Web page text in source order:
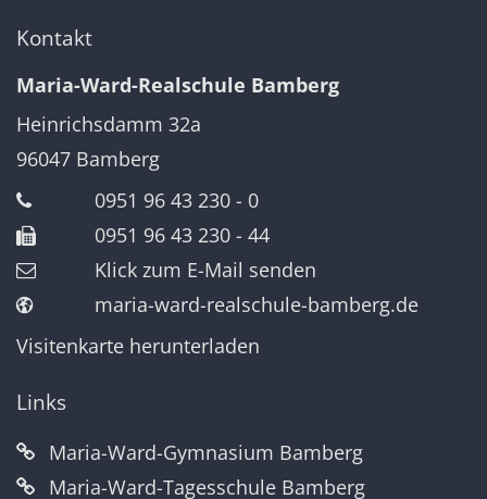
Kontakt
Maria-Ward-Realschule Bamberg
Heinrichsdamm 32a
96047 Bamberg
0951 96 43 230 - 0
0951 96 43 230 - 44
Klick zum E-Mail senden
maria-ward-realschule-bamberg.de
Visitenkarte herunterladen
Links
Maria-Ward-Gymnasium Bamberg
Maria-Ward-Tagesschule Bamberg